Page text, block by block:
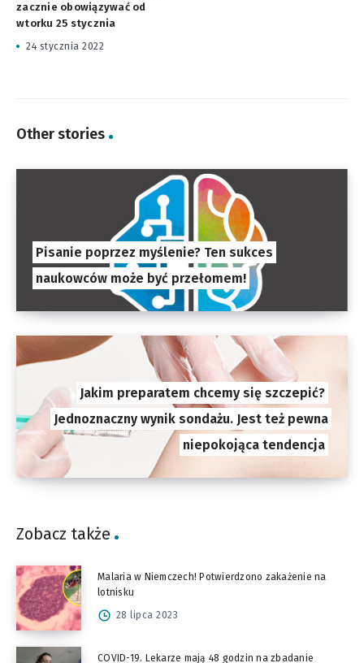
zacznie obowiązywać od
wtorku 25 stycznia
24 stycznia 2022
Other stories
Pisanie poprzez myślenie? Ten sukces
naukowców może być przełomem!
Jakim preparatem chcemy się szczepić?
Jednoznaczny wynik sondażu. Jest też pewna
niepokojąca tendencja
Zobacz także
Malaria w Niemczech! Potwierdzono zakażenie na
lotnisku
28 lipca 2023
COVID-19. Lekarze mają 48 godzin na zbadanie